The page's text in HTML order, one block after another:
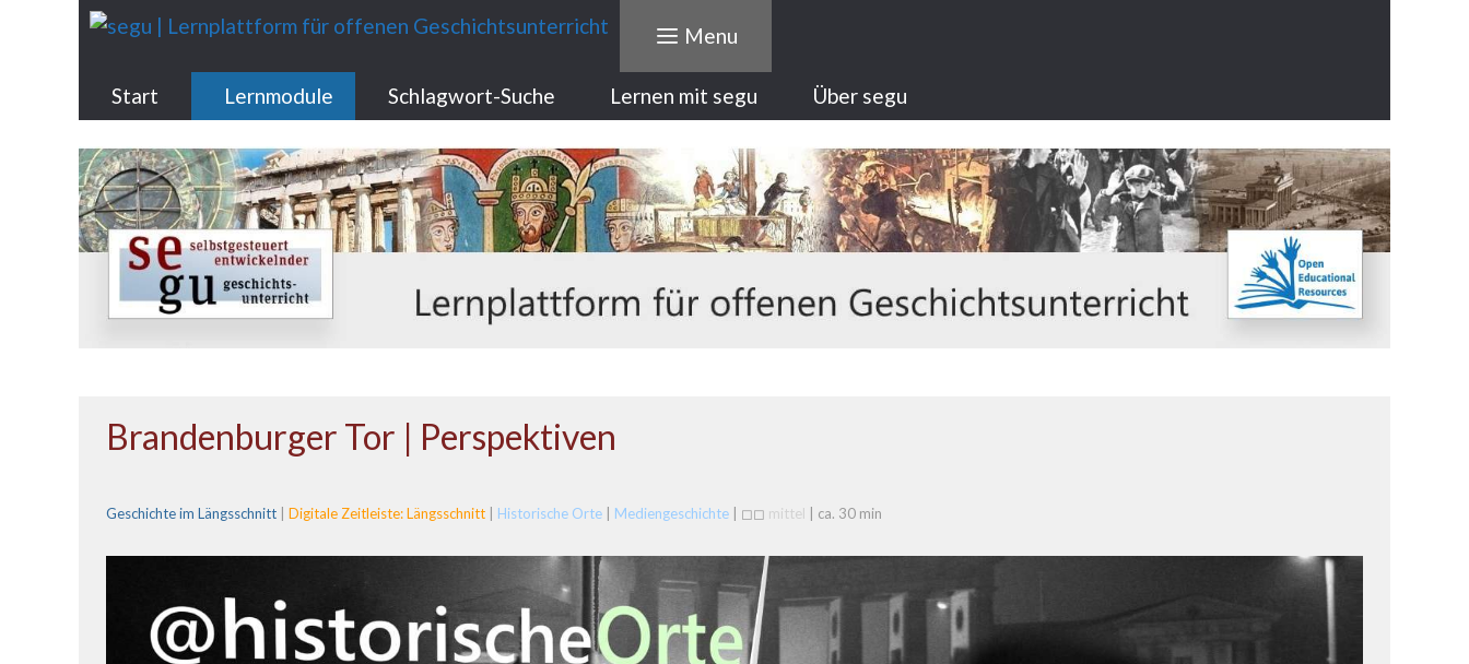
Menu
Start Lernmodule Schlagwort-Suche Lernen mit segu Über segu
Brandenburger Tor | Perspektiven
Geschichte im Längsschnitt Digitale Zeitleiste: Längsschnitt Historische Orte Mediengeschichte | ◻◻ mittel | ca. 30 min